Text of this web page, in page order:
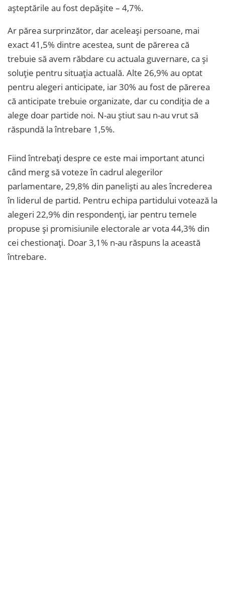
așteptările au fost depășite – 4,7%.
Ar părea surprinzător, dar aceleași persoane, mai
exact 41,5% dintre acestea, sunt de părerea că
trebuie să avem răbdare cu actuala guvernare, ca și
soluție pentru situația actuală. Alte 26,9% au optat
pentru alegeri anticipate, iar 30% au fost de părerea
că anticipate trebuie organizate, dar cu condiția de a
alege doar partide noi. N-au știut sau n-au vrut să
răspundă la întrebare 1,5%.
Fiind întrebați despre ce este mai important atunci
când merg să voteze în cadrul alegerilor
parlamentare, 29,8% din paneliști au ales încrederea
în liderul de partid. Pentru echipa partidului votează la
alegeri 22,9% din respondenți, iar pentru temele
propuse și promisiunile electorale ar vota 44,3% din
cei chestionați. Doar 3,1% n-au răspuns la această
întrebare.